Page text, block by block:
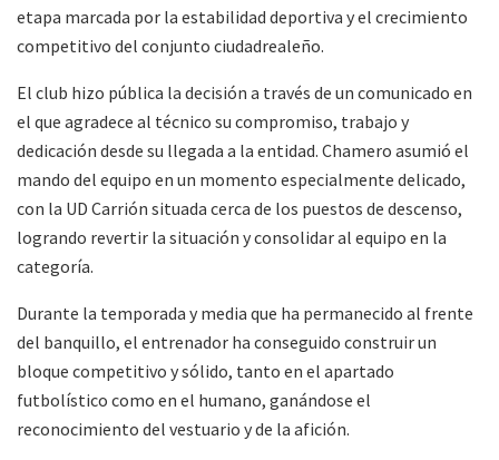
etapa marcada por la estabilidad deportiva y el crecimiento
competitivo del conjunto ciudadrealeño.
El club hizo pública la decisión a través de un comunicado en
el que agradece al técnico su compromiso, trabajo y
dedicación desde su llegada a la entidad. Chamero asumió el
mando del equipo en un momento especialmente delicado,
con la UD Carrión situada cerca de los puestos de descenso,
logrando revertir la situación y consolidar al equipo en la
categoría.
Durante la temporada y media que ha permanecido al frente
del banquillo, el entrenador ha conseguido construir un
bloque competitivo y sólido, tanto en el apartado
futbolístico como en el humano, ganándose el
reconocimiento del vestuario y de la afición.